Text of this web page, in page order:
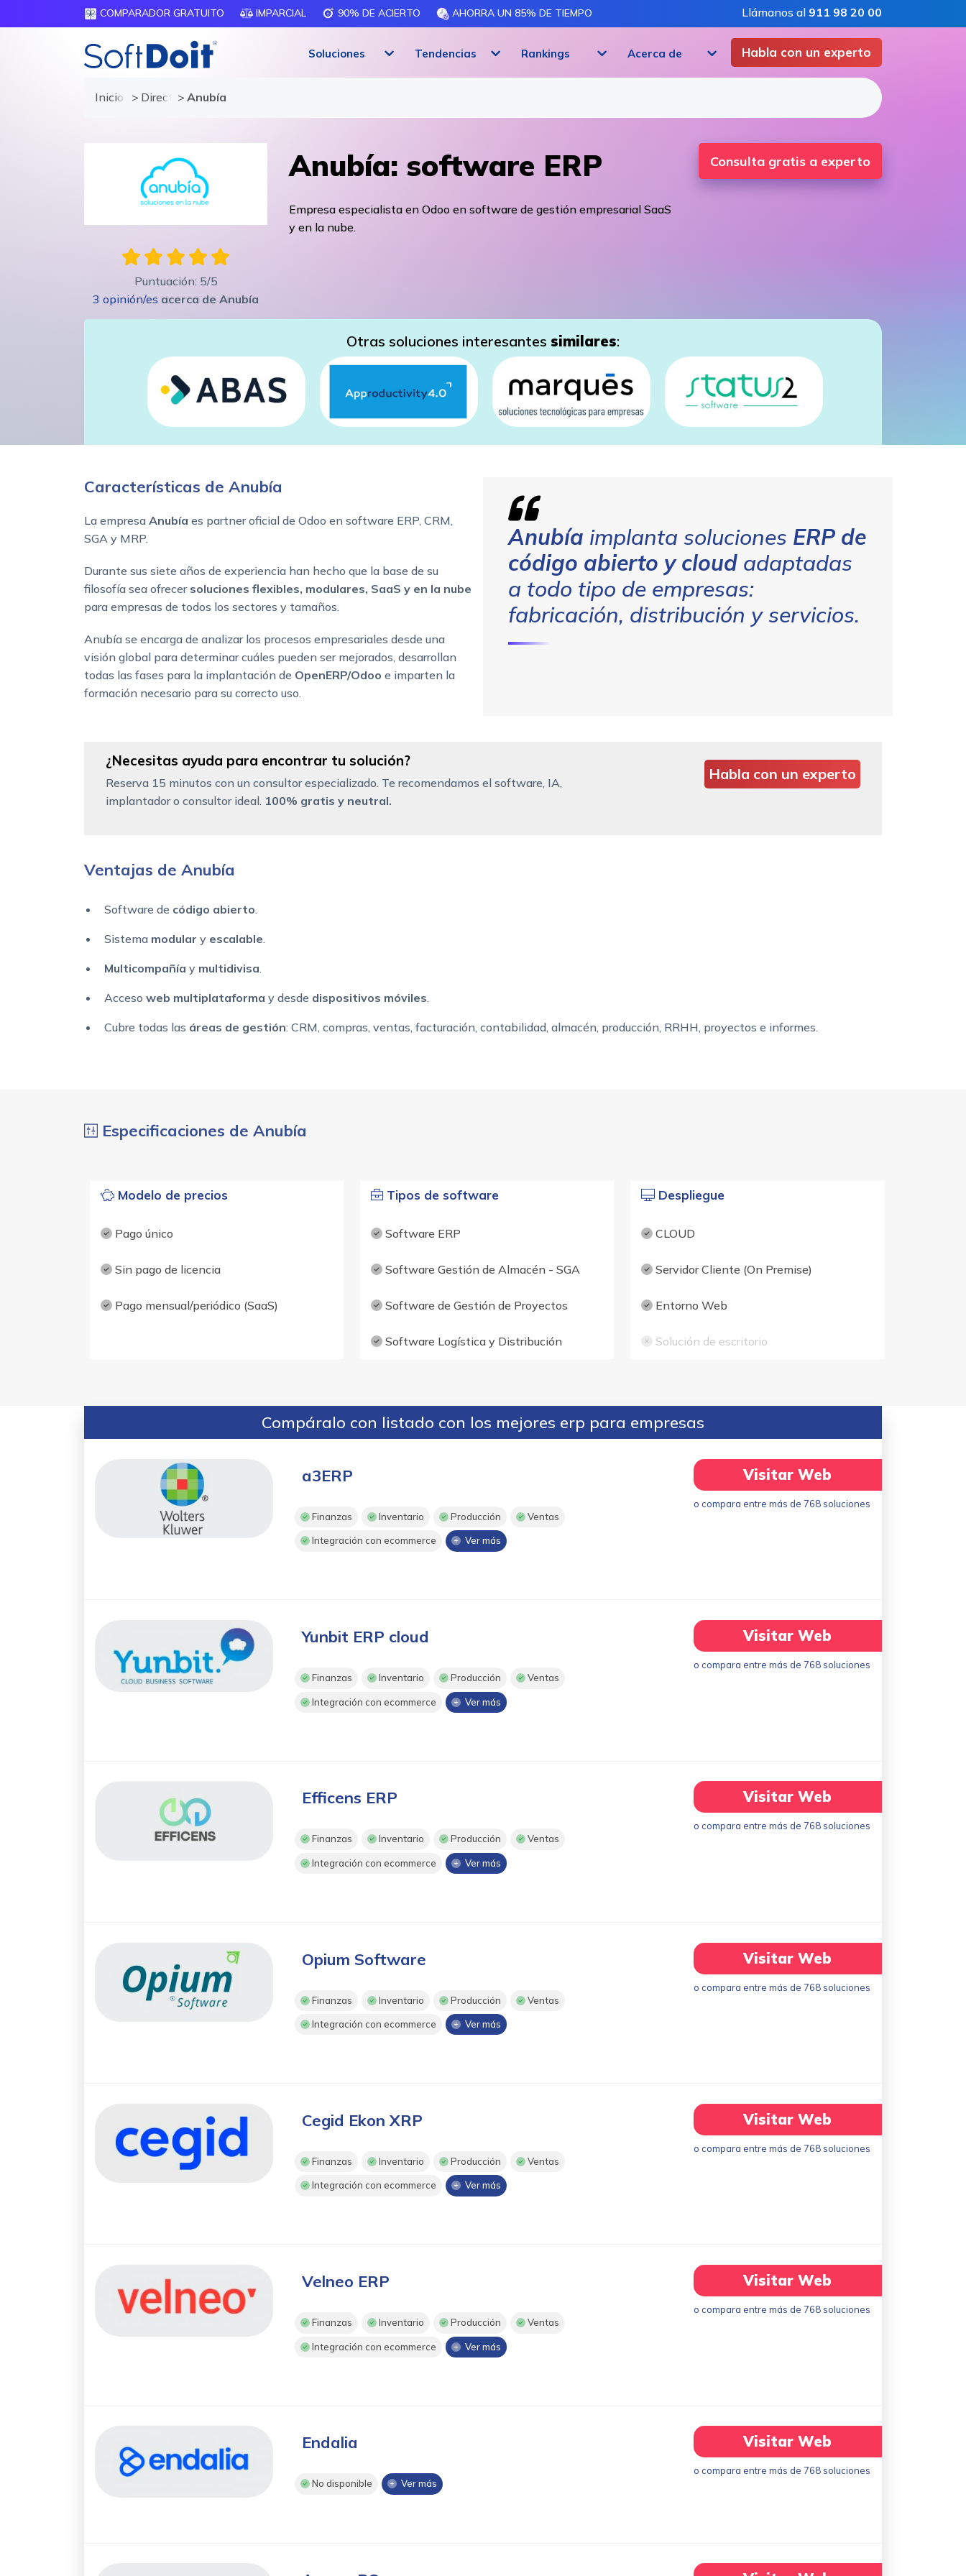
COMPARADOR GRATUITO IMPARCIAL 90% DE ACIERTO AHORRA UN 85% DE TIEMPO Llámanos al 911 98 20 00
Habla con un experto
Soluciones Tendencias Rankings Acerca de
Inicio Directorio de proveedores
Anubía
Puntuación: 5/5
3 opinión/es acerca de Anubía
Anubía: software ERP
Empresa especialista en Odoo en software de gestión empresarial SaaS
y en la nube.
Consulta gratis a experto
Otras soluciones interesantes similares:
Características de Anubía
La empresa Anubía es partner oficial de Odoo en software ERP, CRM,
SGA y MRP.
Durante sus siete años de experiencia han hecho que la base de su
filosofía sea ofrecersoluciones flexibles, modulares, SaaS y en la nube
para empresas de todos los sectores y tamaños.
Anubía se encarga de analizar los procesos empresariales desde una
visión global para determinar cuáles pueden ser mejorados, desarrollan
todas las fases para la implantación de OpenERP/Odoo e imparten la
formación necesario para su correcto uso.
Anubía implanta soluciones ERP de
código abierto y cloud adaptadas
a todo tipo de empresas:
fabricación, distribución y servicios.
¿Necesitas ayuda para encontrar tu solución?
Reserva 15 minutos con un consultor especializado. Te recomendamos el software, IA,
implantador o consultor ideal. 100% gratis y neutral.
Habla con un experto
Ventajas de Anubía
Software de código abierto.
Sistema modular y escalable.
Multicompañía y multidivisa.
Acceso web multiplataforma y desde dispositivos móviles.
Cubre todas las áreas de gestión: CRM, compras, ventas, facturación, contabilidad, almacén, producción, RRHH, proyectos e informes.
Especificaciones de Anubía
Modelo de precios
Pago único
Sin pago de licencia
Pago mensual/periódico (SaaS)
Tipos de software
Software ERP
Software Gestión de Almacén - SGA
Software de Gestión de Proyectos
Software Logística y Distribución
Despliegue
CLOUD
Servidor Cliente (On Premise)
Entorno Web
Solución de escritorio
Compáralo con listado con los mejores erp para empresas
a3ERP
Finanzas Inventario Producción Ventas
Integración con ecommerce Ver más
Visitar Web
o compara entre más de 768 soluciones
Yunbit ERP cloud
Finanzas Inventario Producción Ventas
Integración con ecommerce Ver más
Visitar Web
o compara entre más de 768 soluciones
Efficens ERP
Finanzas Inventario Producción Ventas
Integración con ecommerce Ver más
Visitar Web
o compara entre más de 768 soluciones
Opium Software
Finanzas Inventario Producción Ventas
Integración con ecommerce Ver más
Visitar Web
o compara entre más de 768 soluciones
Cegid Ekon XRP
Finanzas Inventario Producción Ventas
Integración con ecommerce Ver más
Visitar Web
o compara entre más de 768 soluciones
Velneo ERP
Finanzas Inventario Producción Ventas
Integración con ecommerce Ver más
Visitar Web
o compara entre más de 768 soluciones
Endalia
No disponible Ver más
Visitar Web
o compara entre más de 768 soluciones